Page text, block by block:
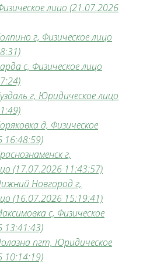
лицо (21.07.2026
г, Физическое лицо
с, Физическое лицо
г, Юридическое лицо
д, Физическое
16:48:59)
г,
(17.07.2026 11:43:57)
Новгород г,
(16.07.2026 15:19:41)
с, Физическое
13:41:43)
пгт, Юридическое
10:14:19)